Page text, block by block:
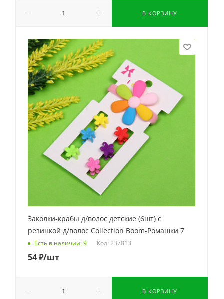
В КОРЗИНУ
Заколки-крабы д/волос детские (6шт) c
резинкой д/волос Collection Boom-Ромашки 7
Есть в наличии: 9 Код: 237813
54₽/шт
В КОРЗИНУ